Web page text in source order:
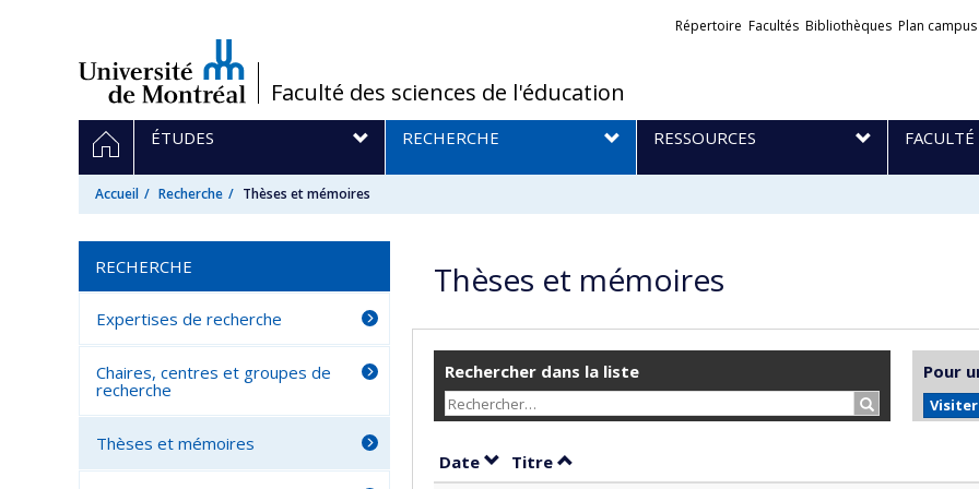
/Faculté des sciences de l'éducation
Liens
Répertoire Facultés Bibliothèques Plan campus
Navigation
principale
ACCUEIL
ÉTUDES RECHERCHE RESSOURCES FACULTÉ
Accueil Recherche Thèses et mémoires
Thèses et mémoires
Rechercher dans la liste
Rechercher…
Pour
Date Trier par date en ordre décroissant
Titre Trier par titre en ordre décroissant
RECHERCHE
Expertises de recherche
Chaires, centres et groupes de
recherche
Thèses et mémoires